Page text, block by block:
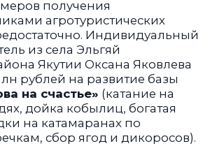
получения
агротуристических
Индивидуальный
из села Эльгяй
Якутии Оксана Яковлева
рублей на развитие базы
на счастье» (катание на
дойка кобылиц, богатая
на катамаранах по
сбор ягод и дикоросов).